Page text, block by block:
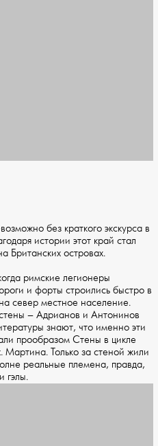
без краткого экскурса в
истории этот край стал
Британских островах.
римские легионеры
и форты строились быстро в
север местное население.
– Адрианов и Антонинов
знают, что именно эти
прообразом Стены в цикле
Только за стеной жили
реальные племена, правда,
гэлы.